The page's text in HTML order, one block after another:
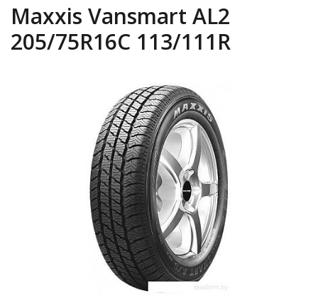
Maxxis Vansmart AL2
205/75R16C 113/111R